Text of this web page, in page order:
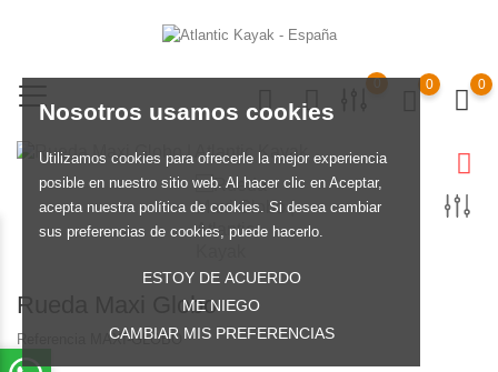
Nosotros usamos cookies
Utilizamos cookies para ofrecerle la mejor experiencia
posible en nuestro sitio web. Al hacer clic en Aceptar,
acepta nuestra política de cookies. Si desea cambiar
sus preferencias de cookies, puede hacerlo.
ESTOY DE ACUERDO
ME NIEGO
CAMBIAR MIS PREFERENCIAS
0
0
0
Rueda Maxi Globo
Referencia MAXI-GLOBO